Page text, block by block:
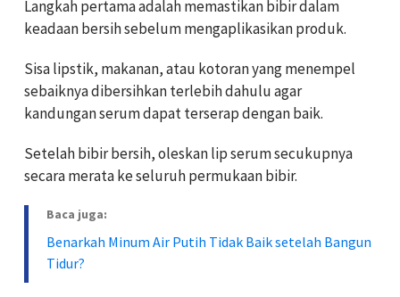
Langkah pertama adalah memastikan bibir dalam
keadaan bersih sebelum mengaplikasikan produk.
Sisa lipstik, makanan, atau kotoran yang menempel
sebaiknya dibersihkan terlebih dahulu agar
kandungan serum dapat terserap dengan baik.
Setelah bibir bersih, oleskan lip serum secukupnya
secara merata ke seluruh permukaan bibir.
Baca juga:
Benarkah Minum Air Putih Tidak Baik setelah Bangun
Tidur?